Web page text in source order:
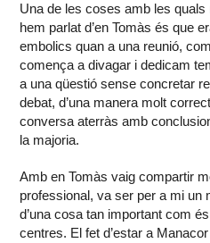
Una de les coses amb les
hem parlat d’en Tomàs és que
embolics quan a una reunió,
comença a divagar i dedicam
a una qüestió sense concretar
debat, d’una manera molt
conversa aterràs amb
la majoria.
Amb en Tomàs vaig compartir
professional, va ser per a mi un
d’una cosa tan important com
centres. El fet d’estar a